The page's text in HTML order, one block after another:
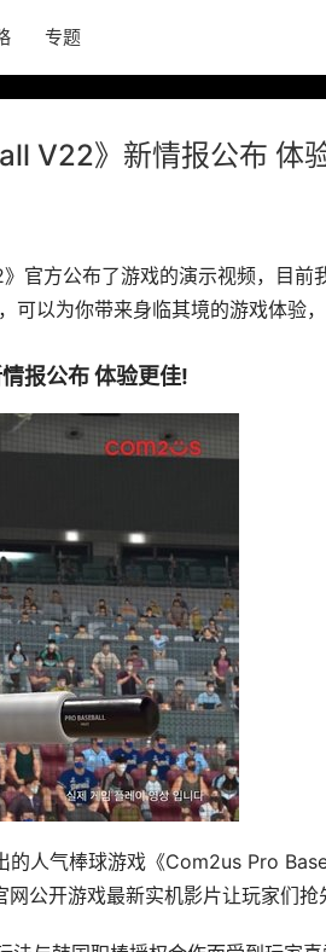
专题
V22》新情报公布 体
官方公布了游戏的演示视频，目前
可以为你带来身临其境的游戏体验
报公布 体验更佳!
人气棒球游戏《Com2us Pro
公开游戏最新实机影片让玩家们抢